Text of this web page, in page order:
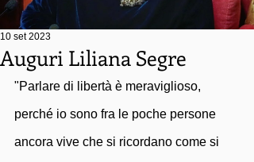
Auguri Liliana Segre
10 set 2023
"Parlare di libertà è meraviglioso,
perché io sono fra le poche persone
ancora vive che si ricordano come si